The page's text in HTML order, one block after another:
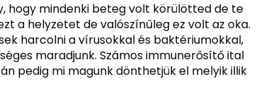
hogy mindenki beteg volt körülötted de te
a helyzetet de valószínűleg ez volt az oka.
harcolni a vírusokkal és baktériumokkal,
maradjunk. Számos immunerősítő ital
pedig mi magunk dönthetjük el melyik illik